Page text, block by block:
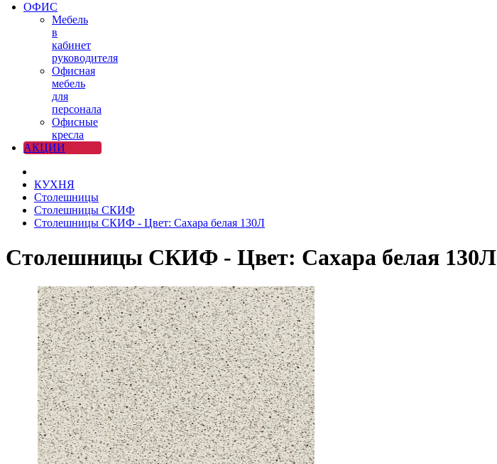
ОФИС
Мебель
в
кабинет
руководителя
Офисная
мебель
для
персонала
Офисные
кресла
АКЦИИ
КУХНЯ
Столешницы
Столешницы СКИФ
Столешницы СКИФ - Цвет: Сахара белая 130Л
Столешницы СКИФ - Цвет: Сахара белая 130Л